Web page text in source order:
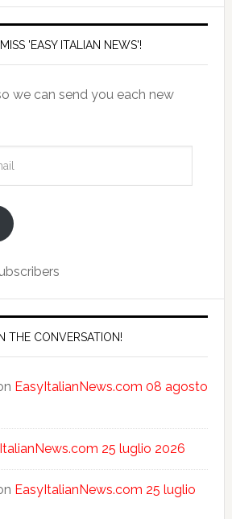
'EASY ITALIAN NEWS'!
we can send you each new
THE CONVERSATION!
EasyItalianNews.com 08 agosto
25 luglio 2026
EasyItalianNews.com 25 luglio